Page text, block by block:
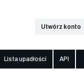
Utwórz konto
Lista upadłości API